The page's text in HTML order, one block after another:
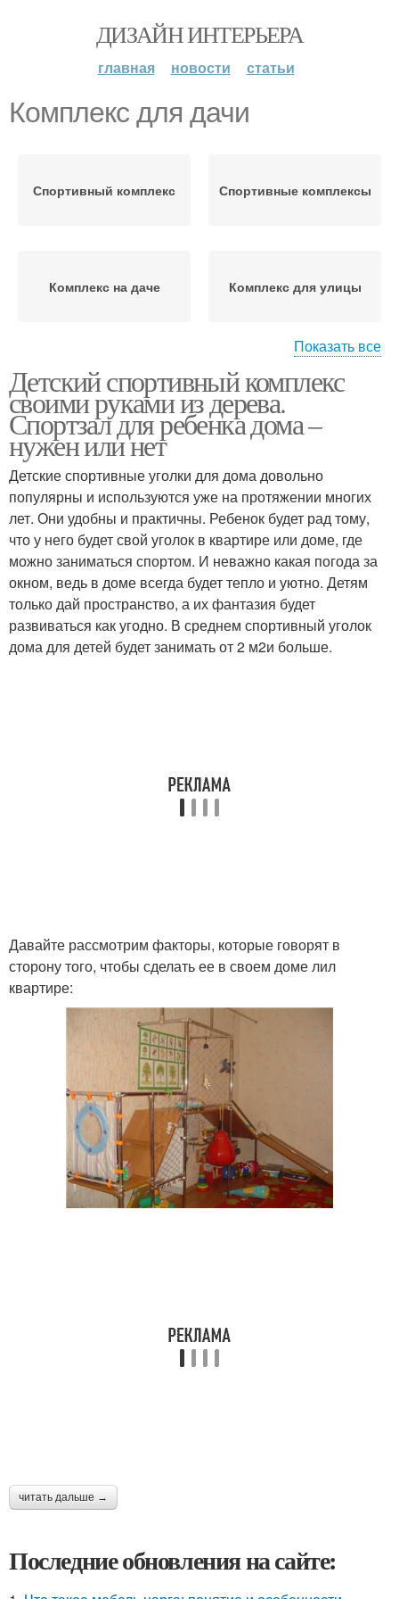
ДИЗАЙН ИНТЕРЬЕРА
главная новости статьи
Комплекс для дачи
Спортивный комплекс Спортивные комплексы
Комплекс на даче Комплекс для улицы
Комплекс в ямы
Показать все
Детский спортивный комплекс
своими руками из дерева.
Спортзал для ребенка дома –
нужен или нет
Детские спортивные уголки для дома довольно
популярны и используются уже на протяжении многих
лет. Они удобны и практичны. Ребенок будет рад тому,
что у него будет свой уголок в квартире или доме, где
можно заниматься спортом. И неважно какая погода за
окном, ведь в доме всегда будет тепло и уютно. Детям
только дай пространство, а их фантазия будет
развиваться как угодно. В среднем спортивный уголок
дома для детей будет занимать от 2 м2и больше.
Давайте рассмотрим факторы, которые говорят в
сторону того, чтобы сделать ее в своем доме лил
квартире:
читать дальше →
Последние обновления на сайте: